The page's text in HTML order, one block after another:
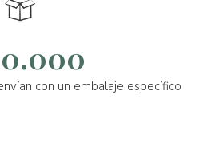
con un embalaje específico